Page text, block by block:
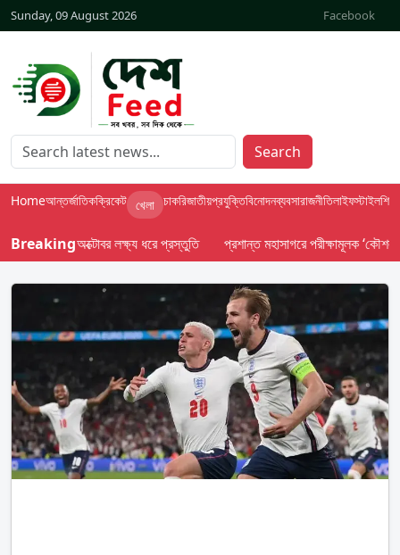
Sunday, 09 August 2026 Facebook
Search
Homeআন্তর্জাতিকক্রিকেট খেলা চাকরিজাতীয়প্রযুক্তিবিনোদনব্যবসারাজনীতিলাইফস্টাইলশিক্ষা
Breaking
দেবে ইসি; অক্টোবর লক্ষ্য ধরে প্রস্তুতি প্রশান্ত মহাসাগরে পরীক্ষামূলক ‘কৌশলগত’